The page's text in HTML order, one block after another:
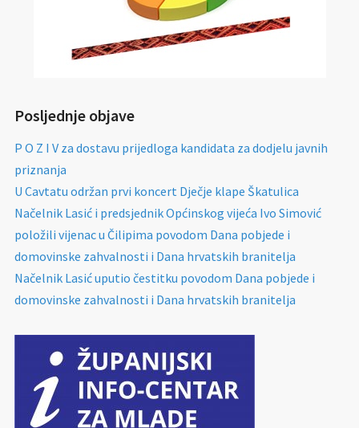
Posljednje objave
P O Z I V za dostavu prijedloga kandidata za dodjelu javnih
priznanja
U Cavtatu održan prvi koncert Dječje klape Škatulica
Načelnik Lasić i predsjednik Općinskog vijeća Ivo Simović
položili vijenac u Čilipima povodom Dana pobjede i
domovinske zahvalnosti i Dana hrvatskih branitelja
Načelnik Lasić uputio čestitku povodom Dana pobjede i
domovinske zahvalnosti i Dana hrvatskih branitelja